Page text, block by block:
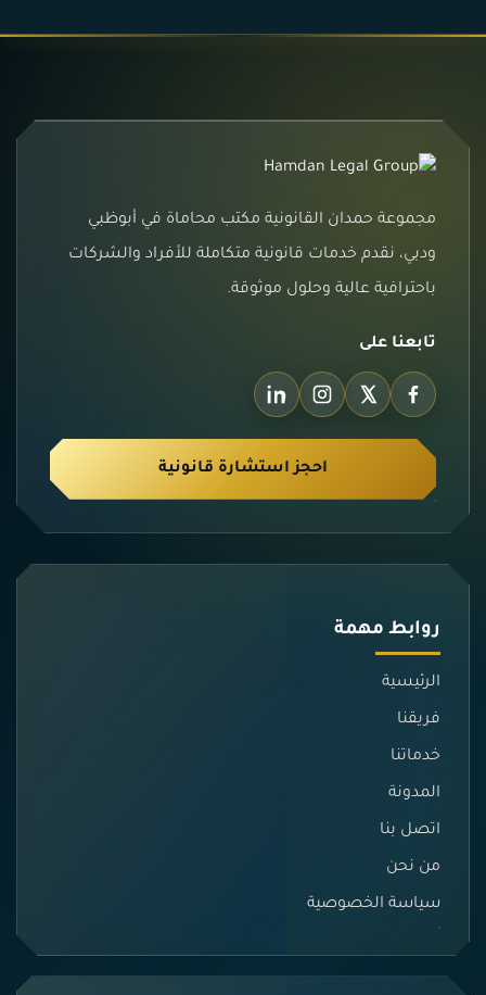
مجموعة حمدان القانونية مكتب محاماة في أبوظبي
ودبي، نقدم خدمات قانونية متكاملة للأفراد والشركات
باحترافية عالية وحلول موثوقة.
تابعنا على
احجز استشارة قانونية
روابط مهمة
الرئيسية
فريقنا
خدماتنا
المدونة
اتصل بنا
من نحن
سياسة الخصوصية